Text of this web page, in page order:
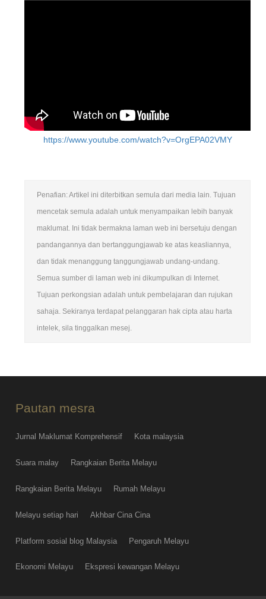
https://www.youtube.com/watch?v=OrgEPA02VMY
Penafian: Artikel ini diterbitkan semula dari media lain. Tujuan
mencetak semula adalah untuk menyampaikan lebih banyak
maklumat. Ini tidak bermakna laman web ini bersetuju dengan
pandangannya dan bertanggungjawab ke atas keasliannya,
dan tidak menanggung tanggungjawab undang-undang.
Semua sumber di laman web ini dikumpulkan di Internet.
Tujuan perkongsian adalah untuk pembelajaran dan rujukan
sahaja. Sekiranya terdapat pelanggaran hak cipta atau harta
intelek, sila tinggalkan mesej.
Pautan mesra
Jurnal Maklumat Komprehensif Kota malaysia
Suara malay Rangkaian Berita Melayu
Rangkaian Berita Melayu Rumah Melayu
Melayu setiap hari Akhbar Cina Cina
Platform sosial blog Malaysia Pengaruh Melayu
Ekonomi Melayu Ekspresi kewangan Melayu